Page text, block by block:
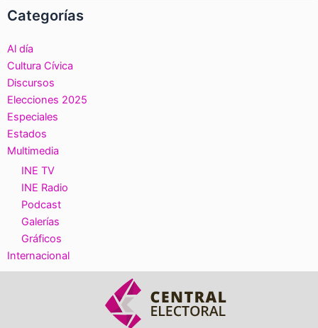
Categorías
Al día
Cultura Cívica
Discursos
Elecciones 2025
Especiales
Estados
Multimedia
INE TV
INE Radio
Podcast
Galerías
Gráficos
Internacional